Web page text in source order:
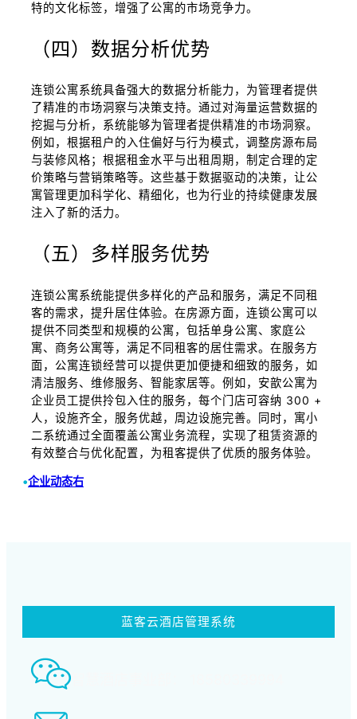
特的文化标签，增强了公寓的市场竞争力。
（四）数据分析优势
连锁公寓系统具备强大的数据分析能力，为管理者提供
了精准的市场洞察与决策支持。通过对海量运营数据的
挖掘与分析，系统能够为管理者提供精准的市场洞察。
例如，根据租户的入住偏好与行为模式，调整房源布局
与装修风格；根据租金水平与出租周期，制定合理的定
价策略与营销策略等。这些基于数据驱动的决策，让公
寓管理更加科学化、精细化，也为行业的持续健康发展
注入了新的活力。
（五）多样服务优势
连锁公寓系统能提供多样化的产品和服务，满足不同租
客的需求，提升居住体验。在房源方面，连锁公寓可以
提供不同类型和规模的公寓，包括单身公寓、家庭公
寓、商务公寓等，满足不同租客的居住需求。在服务方
面，公寓连锁经营可以提供更加便捷和细致的服务，如
清洁服务、维修服务、智能家居等。例如，安歆公寓为
企业员工提供拎包入住的服务，每个门店可容纳 300 +
人，设施齐全，服务优越，周边设施完善。同时，寓小
二系统通过全面覆盖公寓业务流程，实现了租赁资源的
有效整合与优化配置，为租客提供了优质的服务体验。
•企业动态右
蓝客云酒店管理系统
智慧酒店事业部： 18580339994